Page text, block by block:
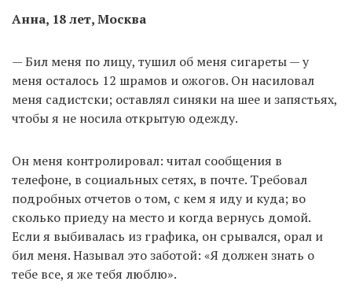
Анна, 18 лет, Москва
— Бил меня по лицу, тушил об меня сигареты — у
меня осталось 12 шрамов и ожогов. Он насиловал
меня садистски; оставлял синяки на шее и запястьях,
чтобы я не носила открытую одежду.
Он меня контролировал: читал сообщения в
телефоне, в социальных сетях, в почте. Требовал
подробных отчетов о том, с кем я иду и куда; во
сколько приеду на место и когда вернусь домой.
Если я выбивалась из графика, он срывался, орал и
бил меня. Называл это заботой: «Я должен знать о
тебе все, я же тебя люблю».